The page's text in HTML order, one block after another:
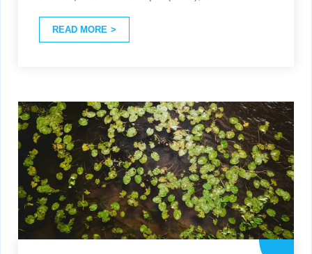
READ MORE